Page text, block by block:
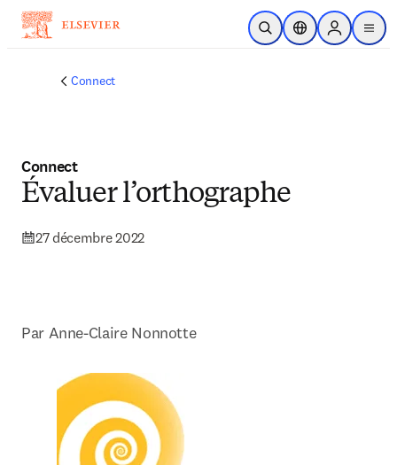
Passer au contenu principal
Ouvrir la recherche
Sélecteur de
Sign in to
menu
Connect
Connect
Évaluer l’orthographe
27 décembre 2022
Par Anne-Claire Nonnotte